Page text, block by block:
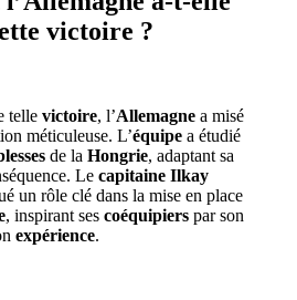
victoire ?
telle victoire, l’Allemagne a misé
méticuleuse. L’équipe a étudié
de la Hongrie, adaptant sa
Le capitaine Ilkay
un rôle clé dans la mise en place
, inspirant ses coéquipiers par son
expérience.